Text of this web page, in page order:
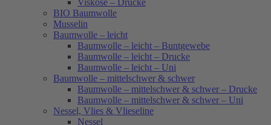
Viskose – Drucke
BIO Baumwolle
Musselin
Baumwolle – leicht
Baumwolle – leicht – Buntgewebe
Baumwolle – leicht – Drucke
Baumwolle – leicht – Uni
Baumwolle – mittelschwer & schwer
Baumwolle – mittelschwer & schwer – Drucke
Baumwolle – mittelschwer & schwer – Uni
Nessel, Vlies & Vlieseline
Nessel